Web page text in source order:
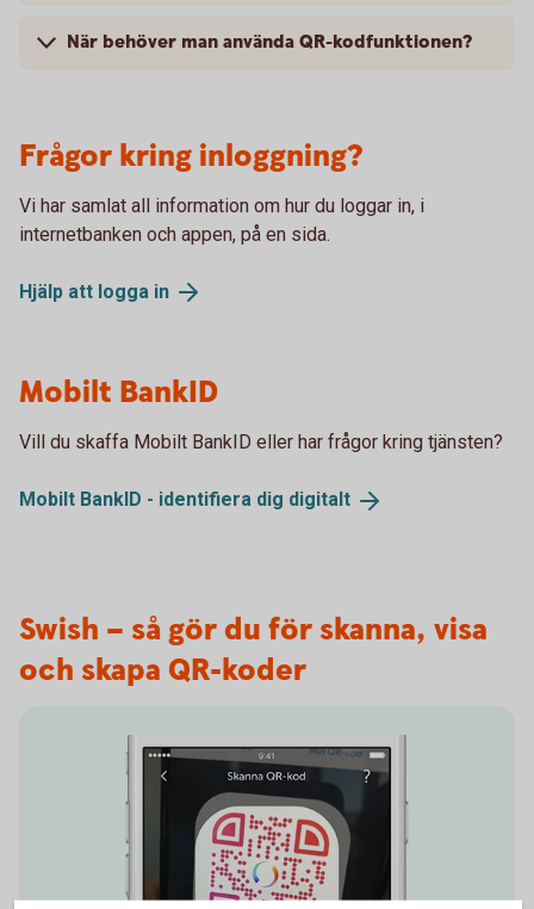
När behöver man använda QR-kodfunktionen?
Frågor kring inloggning?
Vi har samlat all information om hur du loggar in, i
internetbanken och appen, på en sida.
Hjälp att logga in
Mobilt BankID
Vill du skaffa Mobilt BankID eller har frågor kring tjänsten?
Mobilt BankID - identifiera dig digitalt
Swish – så gör du för skanna, visa
och skapa QR-koder